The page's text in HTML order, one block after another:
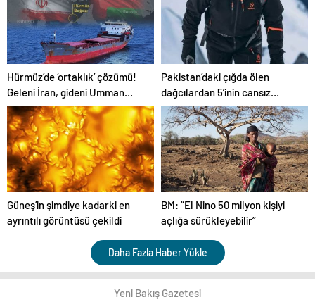
Hürmüz’de ‘ortaklık’ çözümü!
Geleni İran, gideni Umman
ortaklığı yönetecek
Pakistan’daki çığda ölen
dağcılardan 5’inin cansız
bedeni askeri helikopterle
dağdan alındı
Güneş’in şimdiye kadarki en
ayrıntılı görüntüsü çekildi
BM: “El Nino 50 milyon kişiyi
açlığa sürükleyebilir”
Daha Fazla Haber Yükle
Yeni Bakış Gazetesi